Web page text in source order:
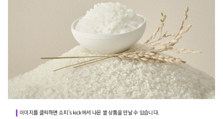
이미지를 클릭하면 소피’s kick에서 나온 쌀 상품을 만날 수 있습니다.